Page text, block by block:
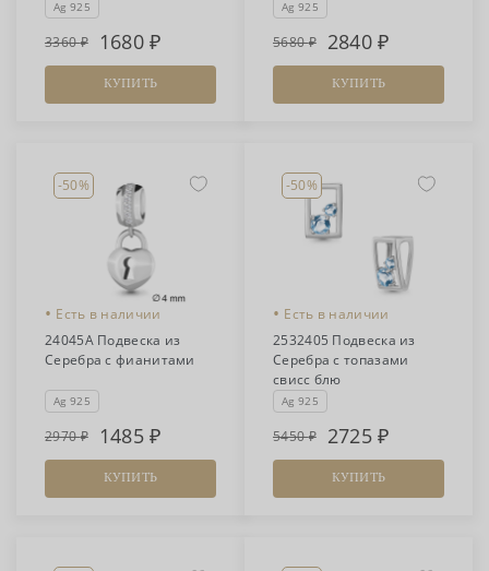
Ag 925
3360 1680
КУПИТЬ
Ag 925
5680 2840
КУПИТЬ
-50%
• Есть в наличии
24045А Подвеска из
Серебра с фианитами
Ag 925
2970 1485
КУПИТЬ
-50%
• Есть в наличии
2532405 Подвеска из
Серебра с топазами
свисс блю
Ag 925
5450 2725
КУПИТЬ